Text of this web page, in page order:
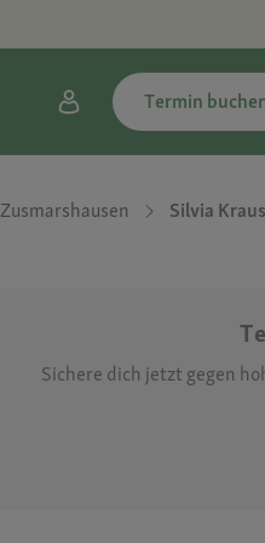
Termin
Zusmarshausen Silvia
Sichere dich jetzt gegen